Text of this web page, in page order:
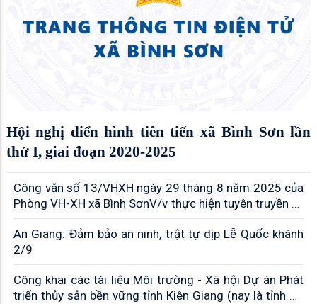
Hội nghị điển hình tiên tiến xã Bình Sơn lần
thứ I, giai đoạn 2020-2025
Công văn số 13/VHXH ngày 29 tháng 8 năm 2025 của
Phòng VH-XH xã Bình SơnV/v thực hiện tuyên truyền về
việc sử dụng mẫu biểu trưng (logo) tuyên truyền Kỷ
niệm 80 năm Cách mạng tháng Tám và Quốc khánh
02/9
An Giang: Đảm bảo an ninh, trật tự dịp Lễ Quốc khánh
2/9
Công khai các tài liệu Môi trường - Xã hội Dự án Phát
triển thủy sản bền vững tỉnh Kiên Giang (nay là tỉnh An